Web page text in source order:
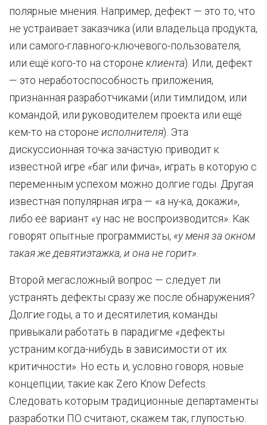
полярные мнения. Например, дефект — это то, что
не устраивает заказчика (или владельца продукта,
или самого-главного-ключевого-пользователя,
или ещё кого-то на стороне клиента). Или, дефект
— это неработоспособность приложения,
признанная разработчиками (или тимлидом, или
командой, или руководителем проекта или ещё
кем-то на стороне исполнителя). Эта
дискуссионная точка зачастую приводит к
известной игре «баг или фича», играть в которую с
переменным успехом можно долгие годы. Другая
известная популярная игра — «а ну-ка, докажи»,
либо её вариант «у нас не воспроизводится». Как
говорят опытные программисты, «у меня за окном
такая же девятиэтажка, и она не горит»
Второй мегасложный вопрос — следует ли
устранять дефекты сразу же после обнаружения?
Долгие годы, а то и десятилетия, команды
привыкали работать в парадигме «дефекты
устраним когда-нибудь в зависимости от их
критичности». Но есть и, условно говоря, новые
концепции, такие как Zero Know Defects.
Следовать которым традиционные департаменты
разработки ПО считают, скажем так, глупостью.